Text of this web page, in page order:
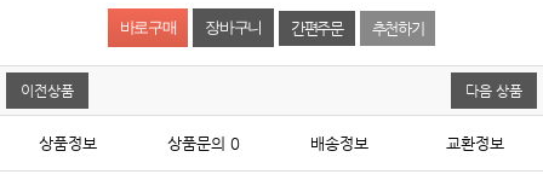
간편주문 추천하기
이전상품 다음 상품
상품정보 상품문의 0 배송정보 교환정보